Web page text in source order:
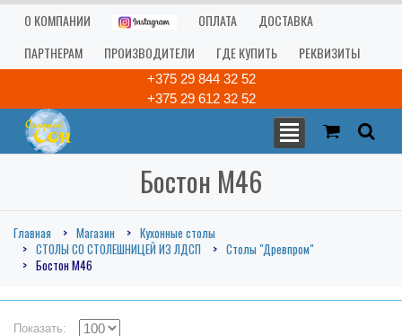
О КОМПАНИИ ОПЛАТА
ДОСТАВКА
ПАРТНЕРАМ
ПРОИЗВОДИТЕЛИ ГДЕ КУПИТЬ РЕКВИЗИТЫ
+375 29 844 32 52
+375 29 612 32 52
Бостон М46
Главная Магазин
Кухонные столы
СТОЛЫ СО СТОЛЕШНИЦЕЙ ИЗ ЛДСП
Столы "Древпром"
Бостон М46
Показать: